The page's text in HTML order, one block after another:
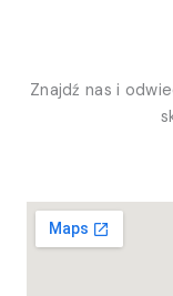
Znajdź nas i